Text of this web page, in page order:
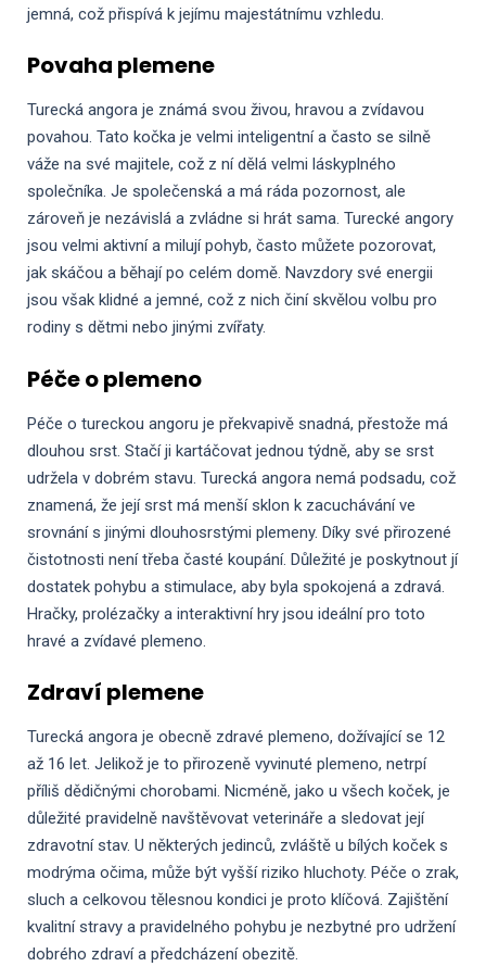
jemná, což přispívá k jejímu majestátnímu vzhledu.
Povaha plemene
Turecká angora je známá svou živou, hravou a zvídavou
povahou. Tato kočka je velmi inteligentní a často se silně
váže na své majitele, což z ní dělá velmi láskyplného
společníka. Je společenská a má ráda pozornost, ale
zároveň je nezávislá a zvládne si hrát sama. Turecké angory
jsou velmi aktivní a milují pohyb, často můžete pozorovat,
jak skáčou a běhají po celém domě. Navzdory své energii
jsou však klidné a jemné, což z nich činí skvělou volbu pro
rodiny s dětmi nebo jinými zvířaty.
Péče o plemeno
Péče o tureckou angoru je překvapivě snadná, přestože má
dlouhou srst. Stačí ji kartáčovat jednou týdně, aby se srst
udržela v dobrém stavu. Turecká angora nemá podsadu, což
znamená, že její srst má menší sklon k zacuchávání ve
srovnání s jinými dlouhosrstými plemeny. Díky své přirozené
čistotnosti není třeba časté koupání. Důležité je poskytnout jí
dostatek pohybu a stimulace, aby byla spokojená a zdravá.
Hračky, prolézačky a interaktivní hry jsou ideální pro toto
hravé a zvídavé plemeno.
Zdraví plemene
Turecká angora je obecně zdravé plemeno, dožívající se 12
až 16 let. Jelikož je to přirozeně vyvinuté plemeno, netrpí
příliš dědičnými chorobami. Nicméně, jako u všech koček, je
důležité pravidelně navštěvovat veterináře a sledovat její
zdravotní stav. U některých jedinců, zvláště u bílých koček s
modrýma očima, může být vyšší riziko hluchoty. Péče o zrak,
sluch a celkovou tělesnou kondici je proto klíčová. Zajištění
kvalitní stravy a pravidelného pohybu je nezbytné pro udržení
dobrého zdraví a předcházení obezitě.